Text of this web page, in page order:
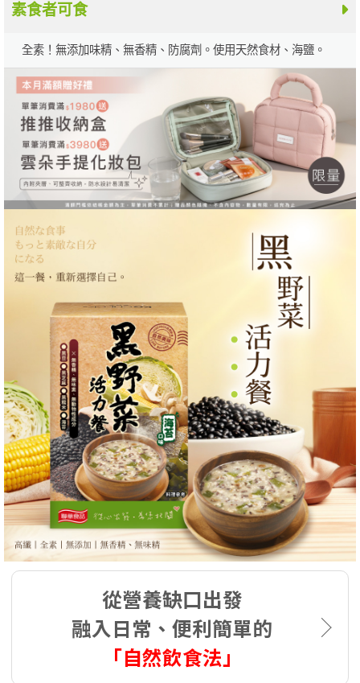
素食者可食
全素！無添加味精、無香精、防腐劑。使用天然食材、海鹽。
從營養缺口出發
融入日常、便利簡單的
「自然飲食法」